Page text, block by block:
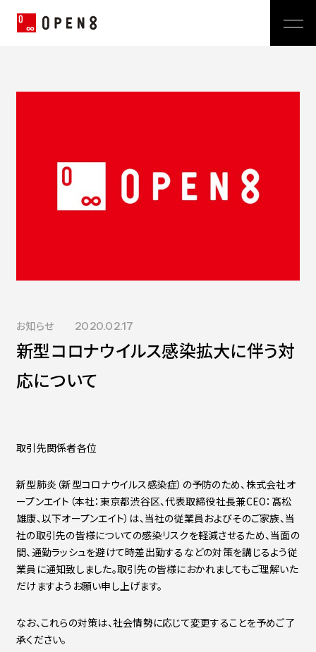
経営メンバー
会社概要
プレスリリース
おしらせ
Service
Video BRAIN
Technology
会社紹介資料
社員インタビュー
募集職種
Contact
お知らせ 2020.02.17
新型コロナウイルス感染拡大に伴う対
応について
取引先関係者各位
新型肺炎（新型コロナウイルス感染症）の予防のため、株式会社オ
ープンエイト（本社：東京都渋谷区、代表取締役社長兼CEO：髙松
雄康、以下オープンエイト）は、当社の従業員およびそのご家族、当
社の取引先の皆様についての感染リスクを軽減させるため、当面の
間、通勤ラッシュを避けて時差出勤するなどの対策を講じるよう従
業員に通知致しました。取引先の皆様におかれましてもご理解いた
だけますようお願い申し上げます。
なお、これらの対策は、社会情勢に応じて変更することを予めご了
承ください。